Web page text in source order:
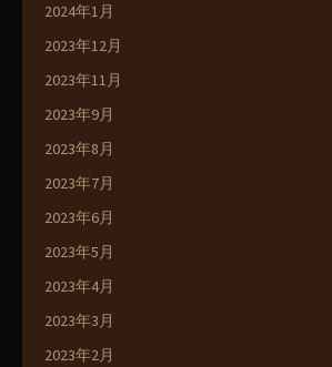
2024年1月
2023年12月
2023年11月
2023年9月
2023年8月
2023年7月
2023年6月
2023年5月
2023年4月
2023年3月
2023年2月